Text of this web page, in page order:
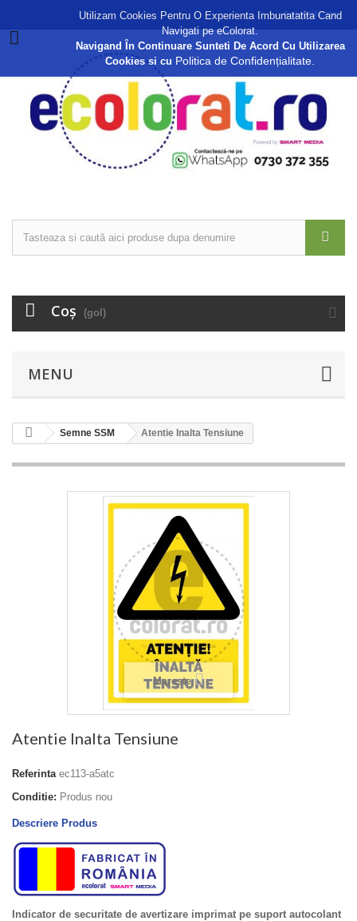
Autentificare
Coş (gol)
MENU
Semne SSM Atentie Inalta Tensiune
Mareste
Atentie Inalta Tensiune
Referinta ec113-a5atc
Conditie: Produs nou
Descriere Produs
Indicator de securitate de avertizare imprimat pe suport autocolant
Utilizam Cookies Pentru O Experienta Imbunatatita Cand
Navigati pe eColorat.
Navigand În Continuare Sunteti De Acord Cu Utilizarea
Cookies si cu Politica de Confidențialitate.